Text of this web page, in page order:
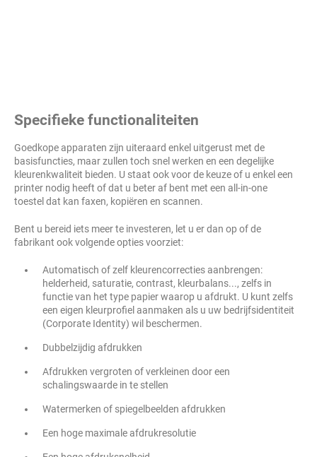
Specifieke functionaliteiten
Goedkope apparaten zijn uiteraard enkel uitgerust met de
basisfuncties, maar zullen toch snel werken en een degelijke
kleurenkwaliteit bieden. U staat ook voor de keuze of u enkel een
printer nodig heeft of dat u beter af bent met een all-in-one
toestel dat kan faxen, kopiëren en scannen.
Bent u bereid iets meer te investeren, let u er dan op of de
fabrikant ook volgende opties voorziet:
Automatisch of zelf kleurencorrecties aanbrengen:
helderheid, saturatie, contrast, kleurbalans..., zelfs in
functie van het type papier waarop u afdrukt. U kunt zelfs
een eigen kleurprofiel aanmaken als u uw bedrijfsidentiteit
(Corporate Identity) wil beschermen.
Dubbelzijdig afdrukken
Afdrukken vergroten of verkleinen door een
schalingswaarde in te stellen
Watermerken of spiegelbeelden afdrukken
Een hoge maximale afdrukresolutie